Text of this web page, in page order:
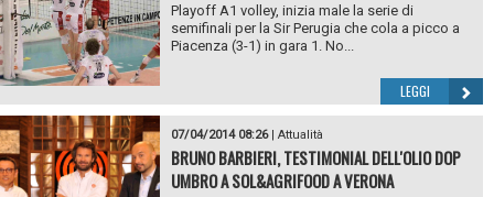
Playoff A1 volley, inizia male la serie di
semifinali per la Sir Perugia che cola a picco a
Piacenza (3-1) in gara 1. No...
LEGGI
07/04/2014 08:26| Attualità
BRUNO BARBIERI, TESTIMONIAL DELL'OLIO DOP
UMBRO A SOL&AGRIFOOD A VERONA